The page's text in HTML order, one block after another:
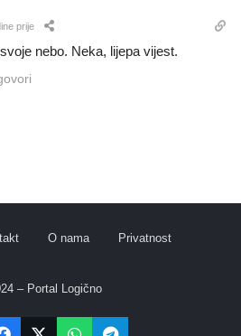
prije
nebo. Neka, lijepa vijest.
O nama Privatnost
– Portal Logično